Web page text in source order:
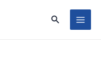
Rechercher